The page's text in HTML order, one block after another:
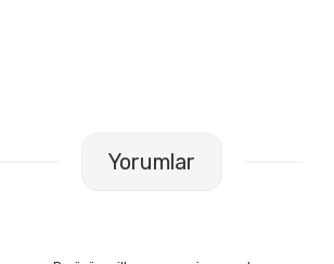
Yorumlar